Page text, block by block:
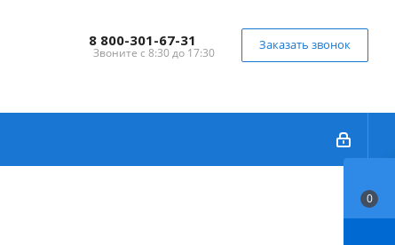
8 800-301-67-31
Звоните с 8:30 до 17:30
Заказать звонок
0